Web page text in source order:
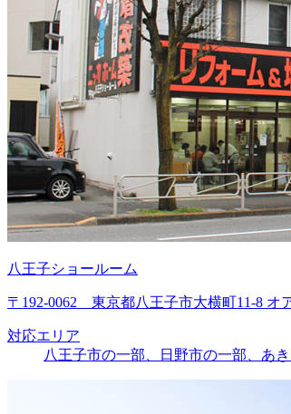
八王子ショールーム
〒192-0062 東京都八王子市大横町11-8 オ
対応エリア
八王子市の一部、日野市の一部、あ